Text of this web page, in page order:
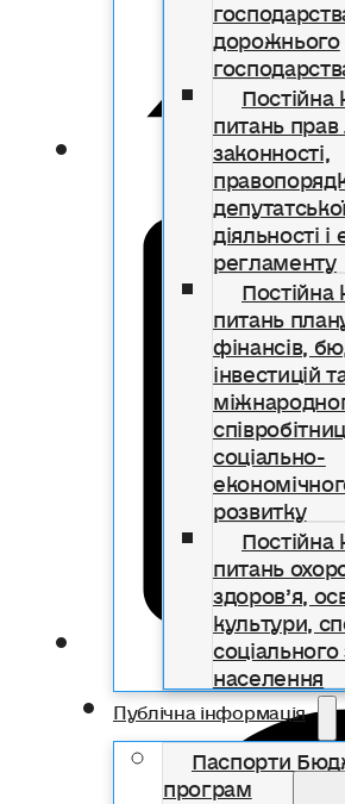
дорожнього
Постійна
питань
законності,
діяльності і
регламенту
Постійна
питань
фінансів,
інвестицій
соціально-
розвитку
Постійна
питань
здоров’я,
культури,
населення
Публічна інформація
Паспорти
програм